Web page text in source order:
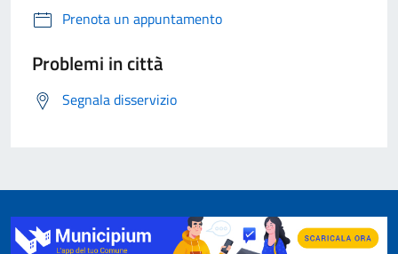
Prenota un appuntamento
Problemi in città
Segnala disservizio